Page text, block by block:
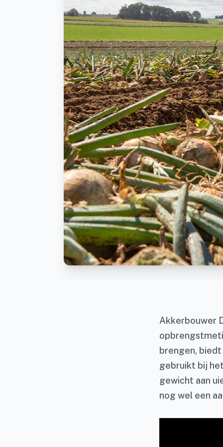
Akkerbouwer
brengen,
gebruikt bij
gewicht aan
nog wel een